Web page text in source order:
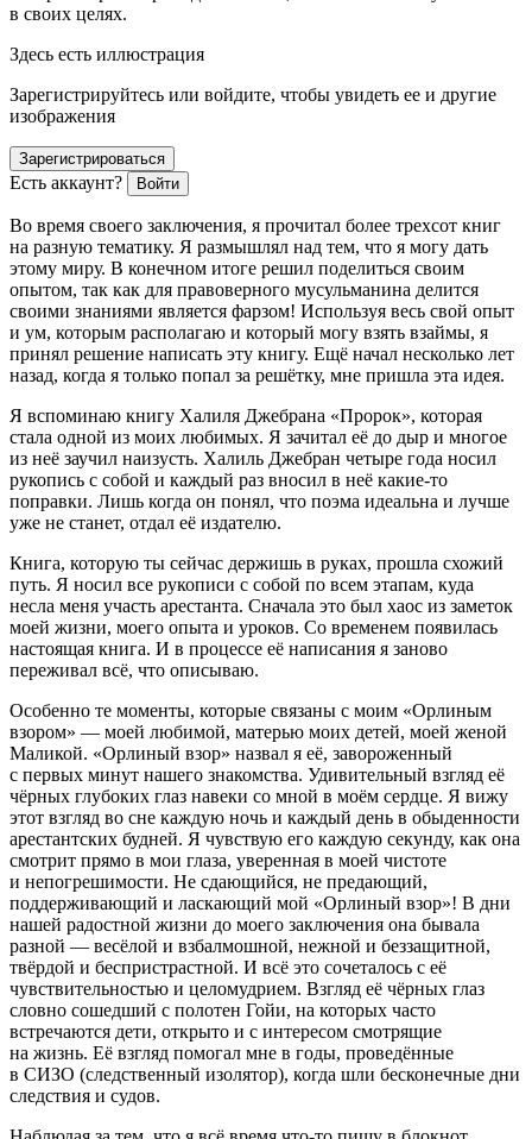
в своих целях.
Здесь есть иллюстрация
Зарегистрируйтесь или войдите, чтобы увидеть ее и другие
изображения
Зарегистрироваться
Есть аккаунт? Войти
Во время своего заключения, я прочитал более трехсот книг
на разную тематику. Я размышлял над тем, что я могу дать
этому миру. В конечном итоге решил поделиться своим
опытом, так как для правоверного мусульманина делится
своими знаниями является фарзом! Используя весь свой опыт
и ум, которым располагаю и который могу взять взаймы, я
принял решение написать эту книгу. Ещё начал несколько лет
назад, когда я только попал за решётку, мне пришла эта идея.
Я вспоминаю книгу Халиля Джебрана «Пророк», которая
стала одной из моих любимых. Я зачитал её до дыр и многое
из неё заучил наизусть. Халиль Джебран четыре года носил
рукопись с собой и каждый раз вносил в неё какие-то
поправки. Лишь когда он понял, что поэма идеальна и лучше
уже не станет, отдал её издателю.
Книга, которую ты сейчас держишь в руках, прошла схожий
путь. Я носил все рукописи с собой по всем этапам, куда
несла меня участь арестанта. Сначала это был хаос из заметок
моей жизни, моего опыта и уроков. Со временем появилась
настоящая книга. И в процессе её написания я заново
переживал всё, что описываю.
Особенно те моменты, которые связаны с моим «Орлиным
взором» — моей любимой, матерью моих детей, моей женой
Маликой. «Орлиный взор» назвал я её, завороженный
с первых минут нашего знакомства. Удивительный взгляд её
чёрных глубоких глаз навеки со мной в моём сердце. Я вижу
этот взгляд во сне каждую ночь и каждый день в обыденности
арестантских будней. Я чувствую его каждую секунду, как она
смотрит прямо в мои глаза, уверенная в моей чистоте
и непогрешимости. Не сдающийся, не предающий,
поддерживающий и ласкающий мой «Орлиный взор»! В дни
нашей радостной жизни до моего заключения она бывала
разной — весёлой и взбалмошной, нежной и беззащитной,
твёрдой и беспристрастной. И всё это сочеталось с её
чувствительностью и целомудрием. Взгляд её чёрных глаз
словно сошедший с полотен Гойи, на которых часто
встречаются дети, открыто и с интересом смотрящие
на жизнь. Её взгляд помогал мне в годы, проведённые
в СИЗО (следственный изолятор), когда шли бесконечные дни
следствия и судов.